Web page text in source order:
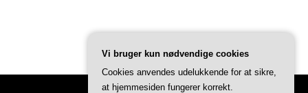
Vi bruger kun nødvendige cookies
Cookies anvendes udelukkende for at sikre,
at hjemmesiden fungerer korrekt.